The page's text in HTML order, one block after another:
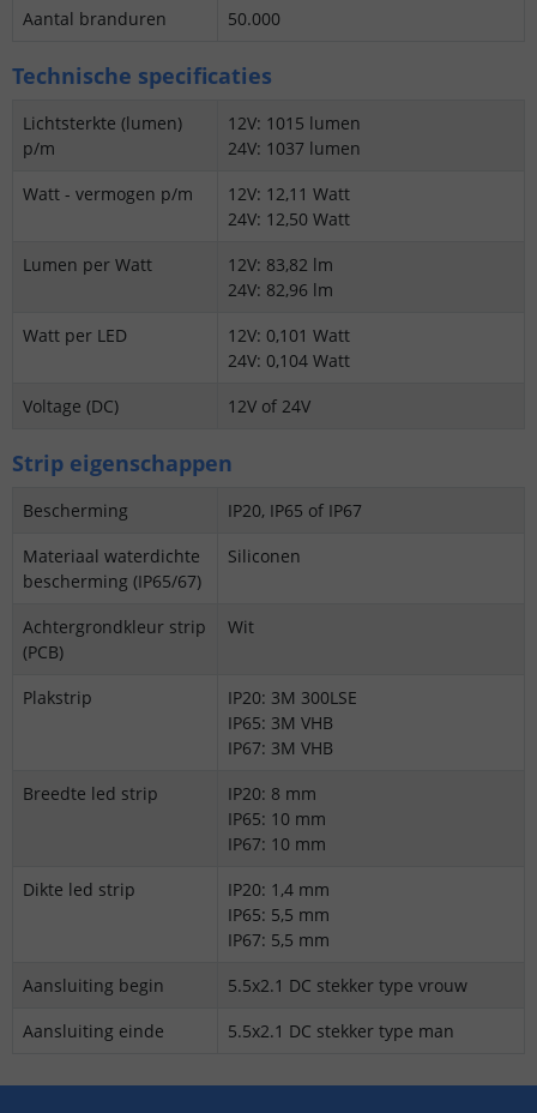
Aantal branduren
50.000
Technische specificaties
Lichtsterkte (lumen)
p/m
12V: 1015 lumen
24V: 1037 lumen
Watt - vermogen p/m
12V: 12,11 Watt
24V: 12,50 Watt
Lumen per Watt
12V: 83,82 lm
24V: 82,96 lm
Watt per LED
12V: 0,101 Watt
24V: 0,104 Watt
Voltage (DC)
12V of 24V
Strip eigenschappen
Bescherming
IP20, IP65 of IP67
Materiaal waterdichte
bescherming (IP65/67)
Siliconen
Achtergrondkleur strip
(PCB)
Wit
Plakstrip
IP20: 3M 300LSE
IP65: 3M VHB
IP67: 3M VHB
Breedte led strip
IP20: 8 mm
IP65: 10 mm
IP67: 10 mm
Dikte led strip
IP20: 1,4 mm
IP65: 5,5 mm
IP67: 5,5 mm
Aansluiting begin
5.5x2.1 DC stekker type vrouw
Aansluiting einde
5.5x2.1 DC stekker type man